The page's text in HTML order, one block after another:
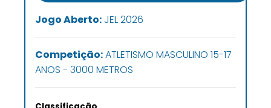
Jogo Aberto: JEL 2026
Competição:ATLETISMO MASCULINO 15-17
ANOS - 3000 METROS